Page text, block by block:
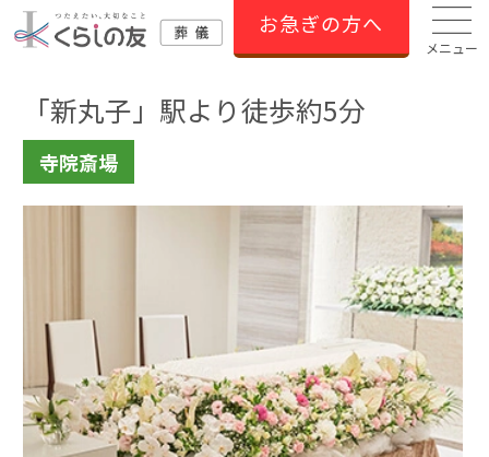
お急ぎの方へ
メニュー
「新丸子」駅より徒歩約5分
寺院斎場